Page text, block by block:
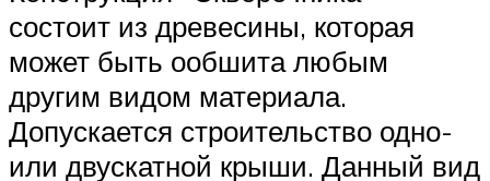
состоит из древесины, которая
может быть ообшита любым
другим видом материала.
Допускается строительство одно-
или двускатной крыши. Данный вид